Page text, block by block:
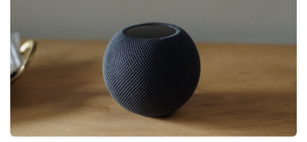
iPad
Tests
Tipps
Magazine